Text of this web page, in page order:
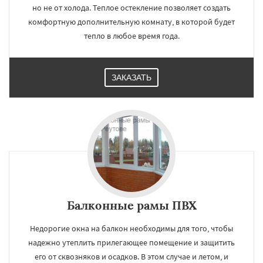
но не от холода. Теплое остекление позволяет создать
комфортную дополнительную комнату, в которой будет
тепло в любое время года.
ЗАКАЗАТЬ
Балконные рамы ПВХ
Недорогие окна на балкон необходимы для того, чтобы
надежно утеплить прилегающее помещение и защитить
его от сквозняков и осадков. В этом случае и летом, и